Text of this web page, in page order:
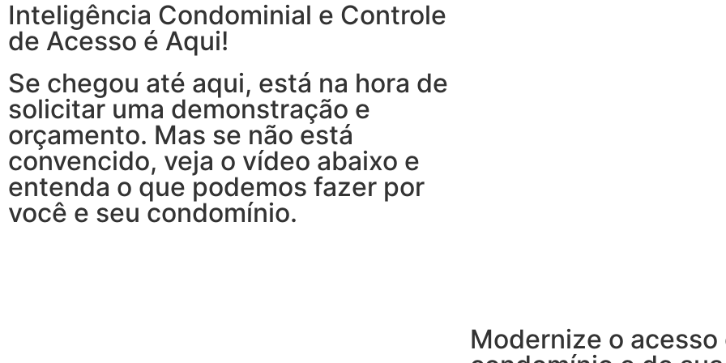
Inteligência Condominial e Controle
de Acesso é Aqui!
Se chegou até aqui, está na hora de
solicitar uma demonstração e
orçamento. Mas se não está
convencido, veja o vídeo abaixo e
entenda o que podemos fazer por
você e seu condomínio.
Modernize o acesso